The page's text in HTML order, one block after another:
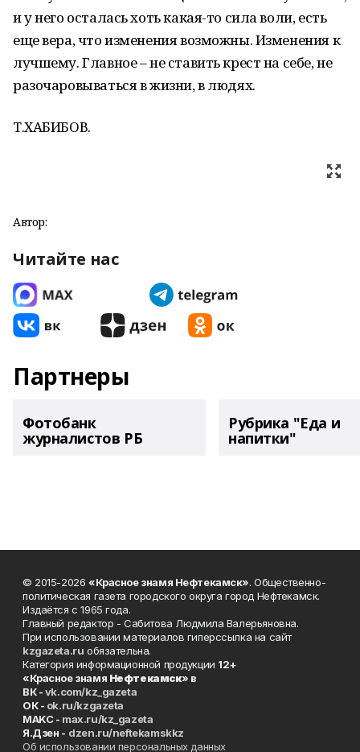
и у него осталась хоть какая-то сила воли, есть
еще вера, что изменения возможны. Изменения к
лучшему. Главное – не ставить крест на себе, не
разочаровываться в жизни, в людях.
Т.ХАБИБОВ.
Автор:
Читайте нас
Партнеры
Фотобанк
журналистов РБ
Рубрика "Еда и
напитки"
© 2015-2026 «Красное знамя Нефтекамск». Общественно-
политическая газета городского округа город Нефтекамск.
Издаётся с 1965 года.
Главный редактор - Сабитова Людмила Валерьяновна.
При использовании материалов гиперссылка на сайт
kzgazeta.ru обязательна.
Категория информационной продукции 12+
«Красное знамя Нефтекамск» в
ВК -vk.com/kz_gazeta
ОК - ok.ru/kzgazeta
MAKC - max.ru/kz_gazeta
Я.Дзен - dzen.ru/neftekamskkz
Об использовании персональных данных